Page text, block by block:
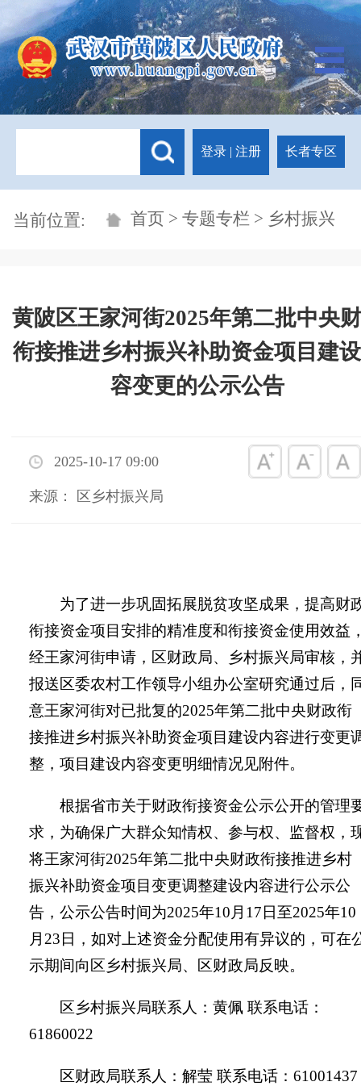
登录 | 注册 长者专区
当前位置: 首页 > 专题专栏 > 乡村振兴
黄陂区王家河街2025年第二批中央
衔接推进乡村振兴补助资金项目建
容变更的公示公告
2025-10-17 09:00
来源： 区乡村振兴局
为了进一步巩固拓展脱贫攻坚成果，提高财
衔接资金项目安排的精准度和衔接资金使用效益
经王家河街申请，区财政局、乡村振兴局审核，
报送区委农村工作领导小组办公室研究通过后，
意王家河街对已批复的2025年第二批中央财政衔
接推进乡村振兴补助资金项目建设内容进行变更
整，项目建设内容变更明细情况见附件。
根据省市关于财政衔接资金公示公开的管理
求，为确保广大群众知情权、参与权、监督权，
将王家河街2025年第二批中央财政衔接推进乡村
振兴补助资金项目变更调整建设内容进行公示公
告，公示公告时间为2025年10月 17 日至2025年10
月 23 日，如对上述资金分配使用有异议的，可在
示期间向区乡村振兴局、区财政局反映。
区乡村振兴局联系人：黄佩 联系电话：
61860022
区财政局联系人：解莹 联系电话： 61001437